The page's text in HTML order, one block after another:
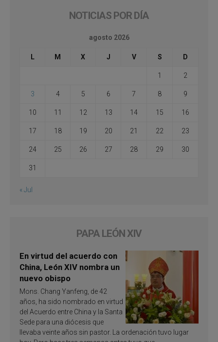
NOTICIAS POR DÍA
agosto 2026
L M X J V S D
1 2
3 4 5 6 7 8 9
10 11 12 13 14 15 16
17 18 19 20 21 22 23
24 25 26 27 28 29 30
31
« Jul
PAPA LEÓN XIV
En virtud del acuerdo con
China, León XIV nombra un
nuevo obispo
Mons. Chang Yanfeng, de 42
años, ha sido nombrado en virtud
del Acuerdo entre China y la Santa
Sede para una diócesis que
llevaba veinte años sin pastor. La ordenación tuvo lugar